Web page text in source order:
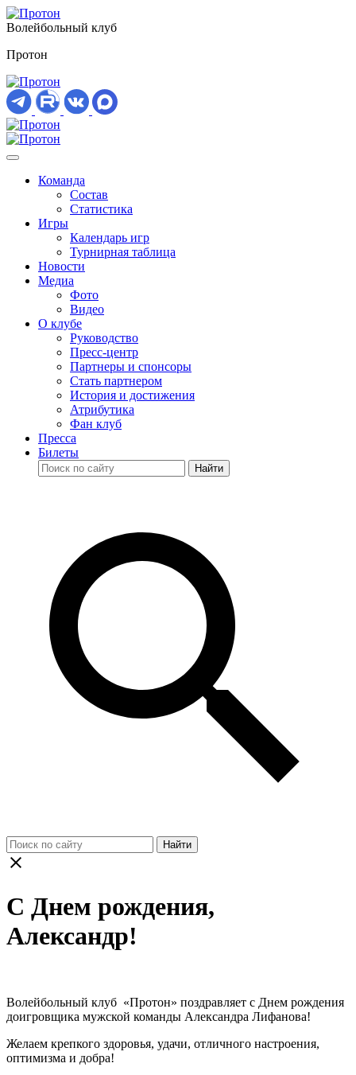
Волейбольный клуб
Протон
Команда
Состав
Статистика
Игры
Календарь игр
Турнирная таблица
Новости
Медиа
Фото
Видео
О клубе
Руководство
Пресс-центр
Партнеры и спонсоры
Стать партнером
История и достижения
Атрибутика
Фан клуб
Пресса
Билеты
Найти
Найти
С Днем рождения,
Александр!
Волейбольный клуб «Протон» поздравляет с Днем рождения
доигровщика мужской команды Александра Лифанова!
Желаем крепкого здоровья, удачи, отличного настроения,
оптимизма и добра!